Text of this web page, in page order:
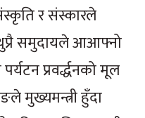
र संस्कारले
समुदायले आआफ्नो
प्रवर्द्धनको मूल
मुख्यमन्त्री हुँदा